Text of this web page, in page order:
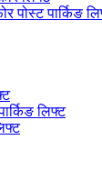
पोस्ट पार्किङ
लिफ्ट